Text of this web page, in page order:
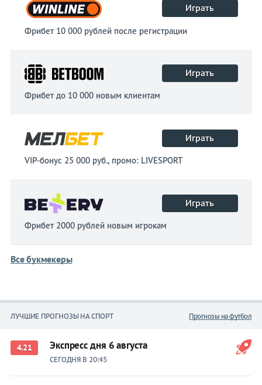
Играть
Фрибет 10 000 рублей после регистрации
Играть
Фрибет до 10 000 новым клиентам
Играть
VIP-бонус 25 000 руб., промо: LIVESPORT
Играть
Фрибет 2000 рублей новым игрокам
Все букмекеры
ЛУЧШИЕ ПРОГНОЗЫ НА СПОРТ Прогнозы на футбол
4.21 Экспресс дня 6 августа
СЕГОДНЯ В 20:45